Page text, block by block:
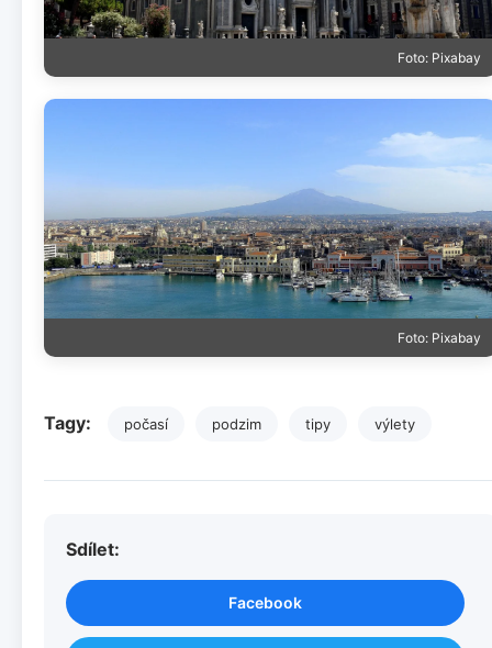
Foto: Pixabay
Foto: Pixabay
Tagy: počasí podzim tipy výlety
Sdílet:
Facebook